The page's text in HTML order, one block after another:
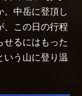
。中岳に登頂し
、この日の行程
せるにはもった
いう山に登り温